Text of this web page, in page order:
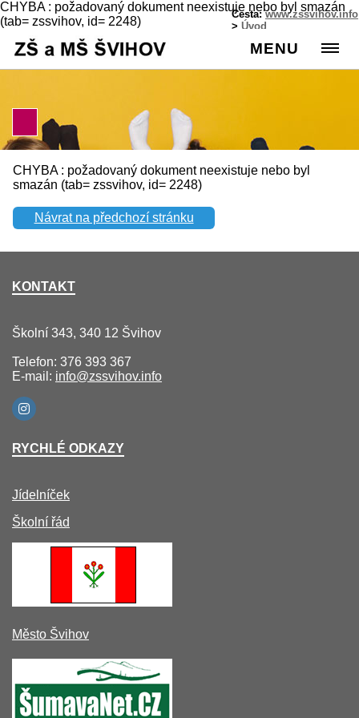
CHYBA : požadovaný dokument neexistuje nebo byl smazán
(tab= zssvihov, id= 2248)
MENU
Cesta:www.zssvihov.info
> Úvod
CHYBA : požadovaný dokument neexistuje nebo byl
smazán (tab= zssvihov, id= 2248)
Návrat na předchozí stránku
KONTAKT
Školní 343, 340 12 Švihov
Telefon: 376 393 367
E-mail: info@zssvihov.info
RYCHLÉ ODKAZY
Jídelníček
Školní řád
Město Švihov